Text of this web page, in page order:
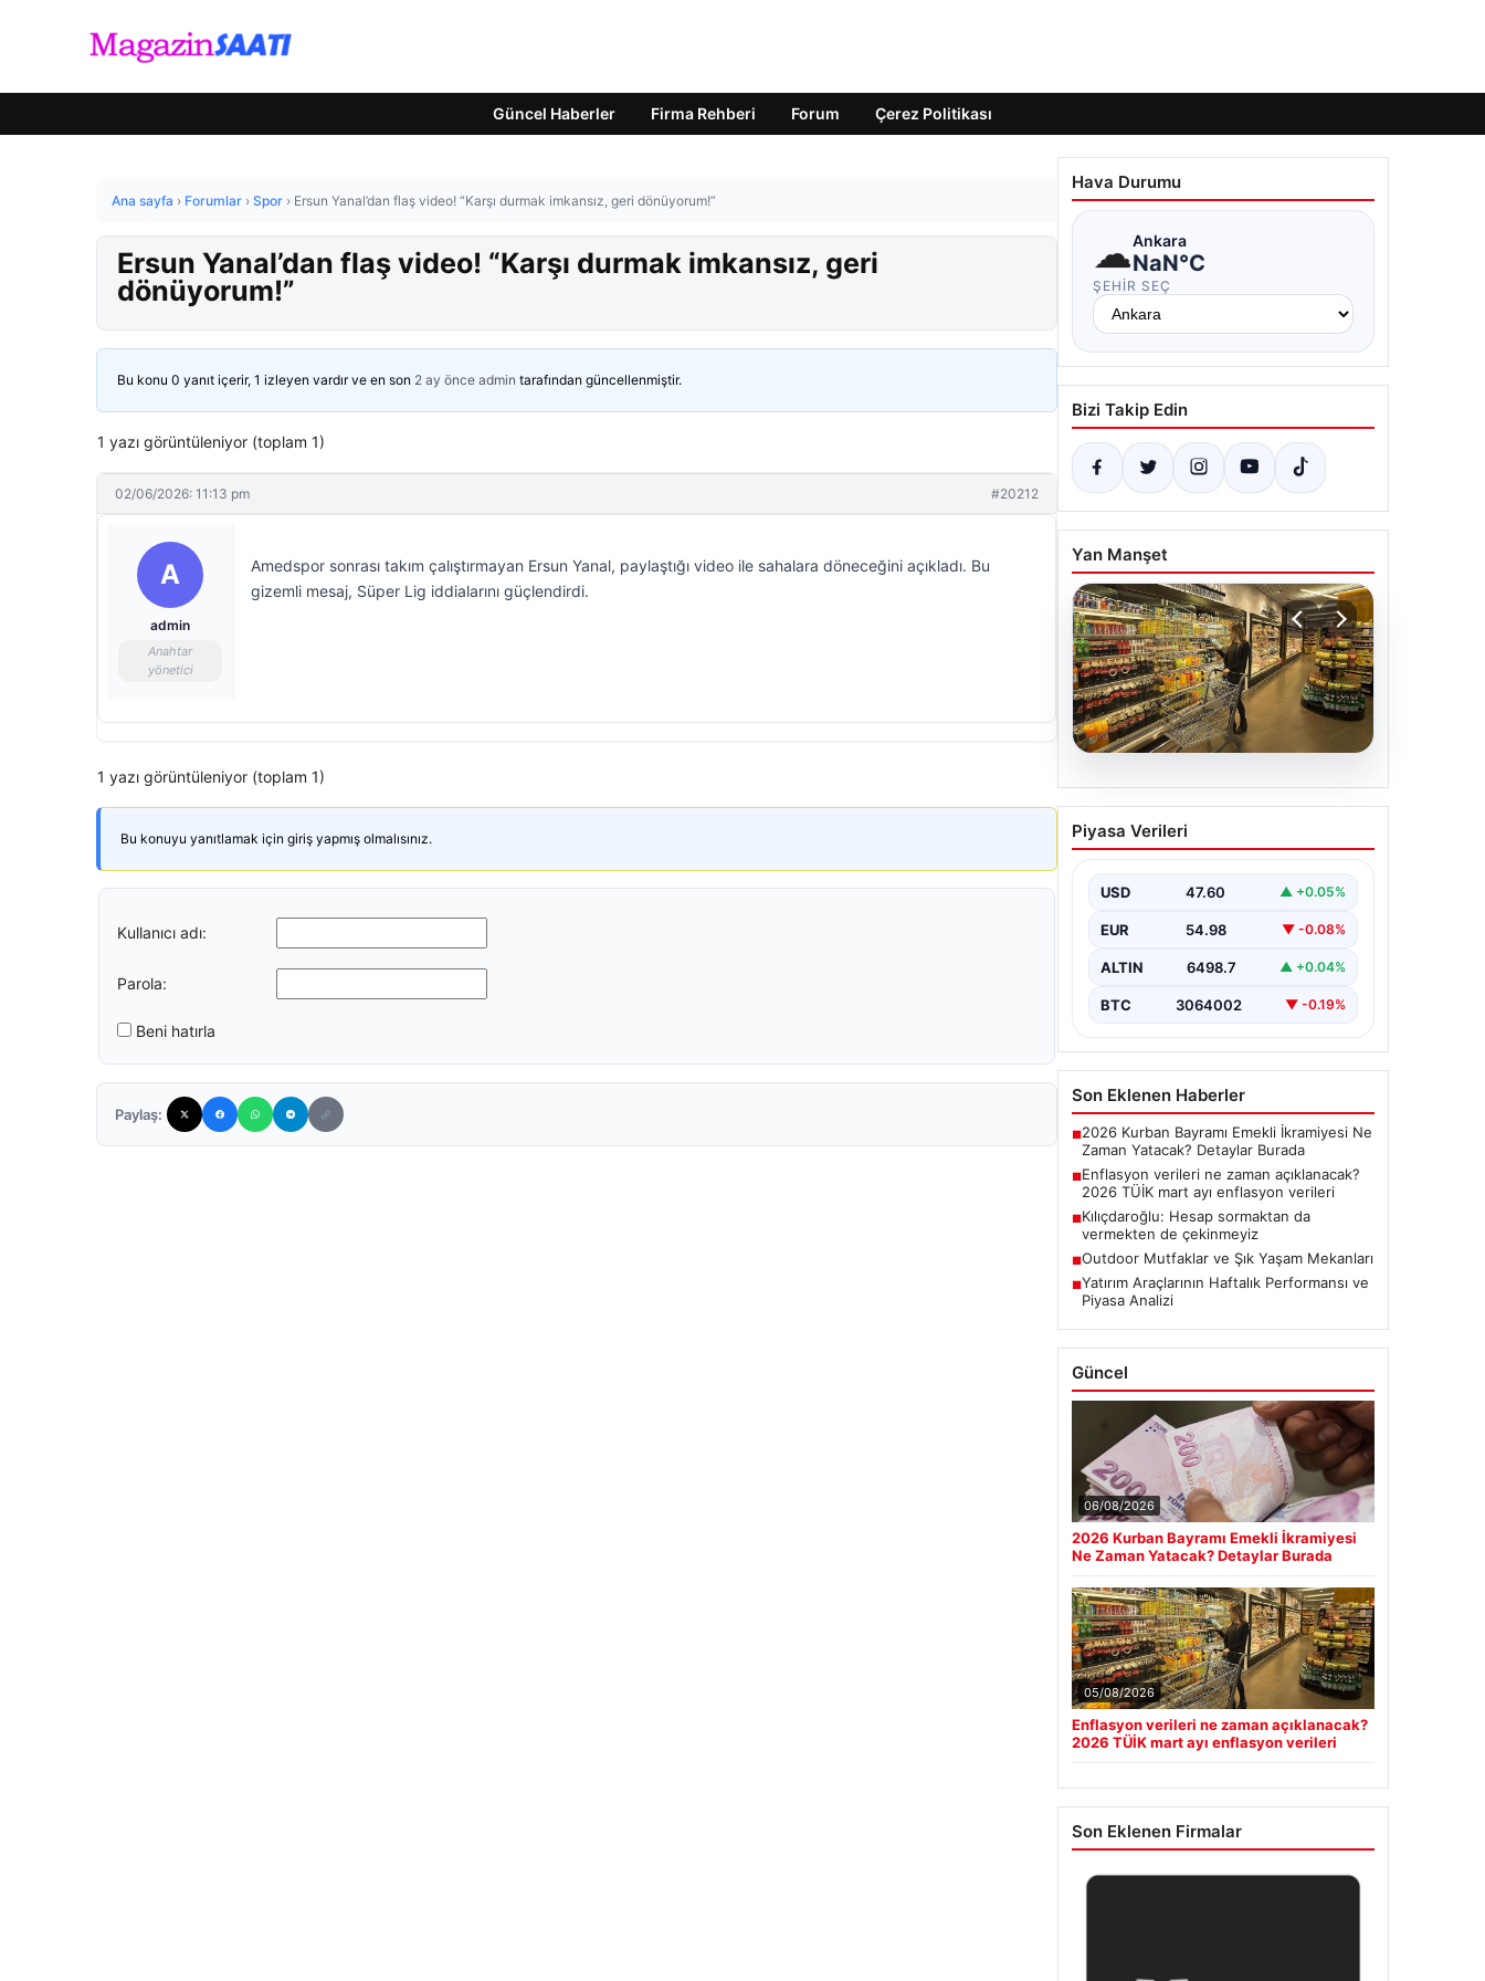
Güncel Haberler Firma Rehberi Forum Çerez Politikası
Ana sayfa › Forumlar › Spor › Ersun Yanal’dan flaş video! “Karşı durmak imkansız, geri dönüyorum!”
Ersun Yanal’dan flaş video! “Karşı durmak imkansız, geri
dönüyorum!”
Bu konu 0 yanıt içerir, 1 izleyen vardır ve en son 2 ay önce admin tarafından güncellenmiştir.
1 yazı görüntüleniyor (toplam 1)
02/06/2026: 11:13 pm #20212
A
admin
Anahtar
yönetici
Amedspor sonrası takım çalıştırmayan Ersun Yanal, paylaştığı video ile sahalara döneceğini açıkladı. Bu
gizemli mesaj, Süper Lig iddialarını güçlendirdi.
1 yazı görüntüleniyor (toplam 1)
Bu konuyu yanıtlamak için giriş yapmış olmalısınız.
Kullanıcı adı:
Parola:
Beni hatırla
Paylaş:
Hava Durumu
☁Ankara
NaN°C
ŞEHIR SEÇ
Bizi Takip Edin
Yan Manşet
Enflasyon verileri ne
zaman açıklanacak? 2026
verileri
Piyasa Verileri
USD 47.60 ▲ +0.05%
EUR 54.98 ▼ -0.08%
ALTIN 6498.7 ▲ +0.04%
BTC 3064002 ▼ -0.19%
Son Eklenen Haberler
■2026 Kurban Bayramı Emekli İkramiyesi Ne
Zaman Yatacak? Detaylar Burada
■Enflasyon verileri ne zaman açıklanacak?
2026 TÜİK mart ayı enflasyon verileri
■Kılıçdaroğlu: Hesap sormaktan da
vermekten de çekinmeyiz
■Outdoor Mutfaklar ve Şık Yaşam Mekanları
■Yatırım Araçlarının Haftalık Performansı ve
Piyasa Analizi
Güncel
06/08/2026
2026 Kurban Bayramı Emekli İkramiyesi
Ne Zaman Yatacak? Detaylar Burada
05/08/2026
Enflasyon verileri ne zaman açıklanacak?
2026 TÜİK mart ayı enflasyon verileri
Son Eklenen Firmalar